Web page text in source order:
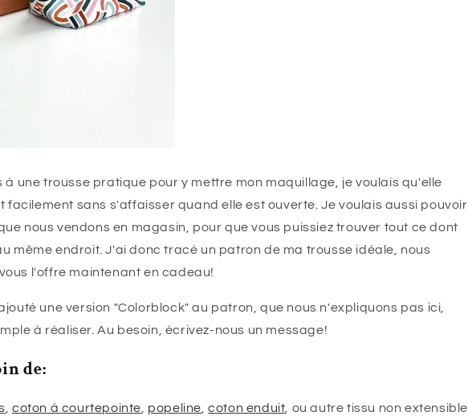
à une trousse pratique pour y mettre mon maquillage, je voulais qu'elle
facilement sans s'affaisser quand elle est ouverte. Je voulais aussi pouvoir
nous vendons en magasin, pour que vous puissiez trouver tout ce dont
même endroit. J'ai donc tracé un patron de ma trousse idéale, nous
l'offre maintenant en cadeau!
une version "Colorblock" au patron, que nous n'expliquons pas ici,
à réaliser. Au besoin, écrivez-nous un message!
de:
,coton à courtepointe popeline ,coton enduit , ou autre tissu non extensible